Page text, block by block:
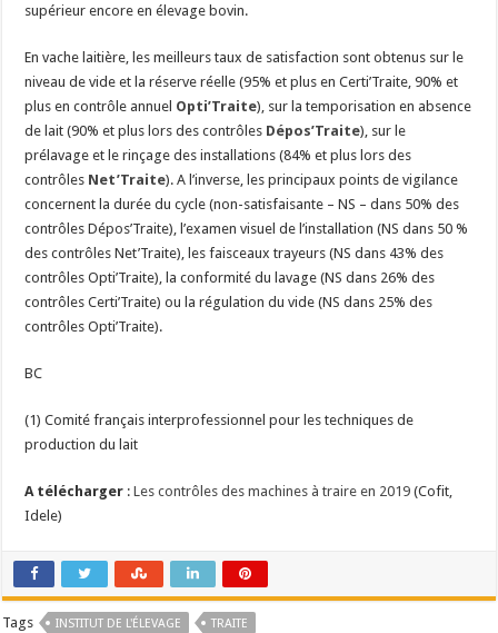
supérieur encore en élevage bovin.
En vache laitière, les meilleurs taux de satisfaction sont obtenus sur le
niveau de vide et la réserve réelle (95% et plus en Certi’Traite, 90% et
plus en contrôle annuel Opti’Traite), sur la temporisation en absence
de lait (90% et plus lors des contrôles Dépos’Traite), sur le
prélavage et le rinçage des installations (84% et plus lors des
contrôles Net’Traite). A l’inverse, les principaux points de vigilance
concernent la durée du cycle (non-satisfaisante – NS – dans 50% des
contrôles Dépos’Traite), l’examen visuel de l’installation (NS dans 50 %
des contrôles Net’Traite), les faisceaux trayeurs (NS dans 43% des
contrôles Opti’Traite), la conformité du lavage (NS dans 26% des
contrôles Certi’Traite) ou la régulation du vide (NS dans 25% des
contrôles Opti’Traite).
BC
(1) Comité français interprofessionnel pour les techniques de
production du lait
A télécharger :Les contrôles des machines à traire en 2019 (Cofit,
Idele)
Tags INSTITUT DE L'ÉLEVAGE TRAITE